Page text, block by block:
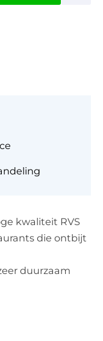
kwaliteit RVS
die ontbijt
duurzaam